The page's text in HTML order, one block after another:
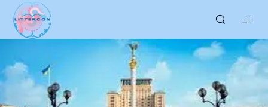
LITTERcon